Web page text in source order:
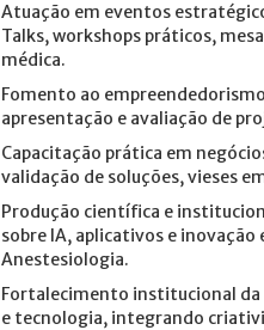
Atuação em eventos
Talks, workshops práticos,
médica.
Fomento ao
apresentação e avaliação de
Capacitação prática em
validação de soluções, vieses
Produção científica e
sobre IA, aplicativos e inovação
Anestesiologia.
Fortalecimento institucional da
e tecnologia, integrando